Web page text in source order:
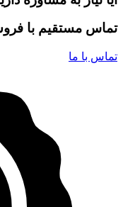
تماس مستقیم با
تماس با ما